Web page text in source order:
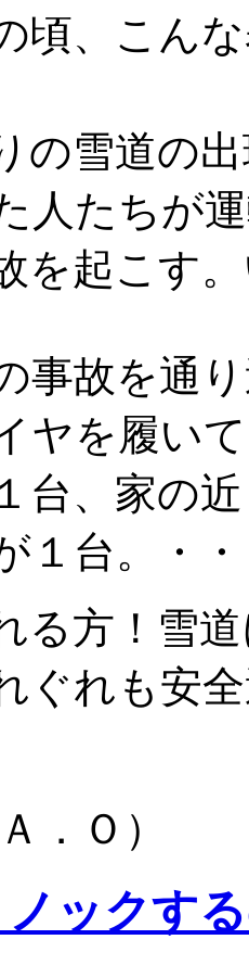
頃、こん
の雪道の
人たちが
を起こす
事故を通
ヤを履い
台、家の
１台。・
る方！雪
ぐれも安
．Ｏ）
ックす